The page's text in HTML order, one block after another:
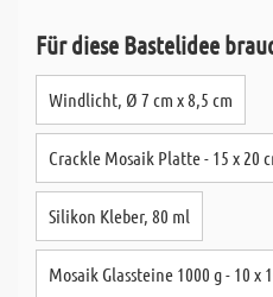
Für diese Bastelidee
Windlicht, Ø 7 cm x 8,5 cm
Crackle Mosaik Platte - 15 x 20
Silikon Kleber, 80 ml
Mosaik Glassteine 1000 g - 10 x